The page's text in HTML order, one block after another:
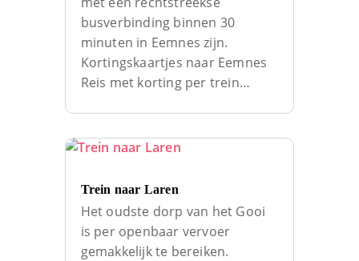
busverbinding binnen 30
minuten in Eemnes zijn.
Kortingskaartjes naar Eemnes
Reis met korting per trein…
Trein naar Laren
Het oudste dorp van het Gooi
is per openbaar vervoer
gemakkelijk te bereiken.